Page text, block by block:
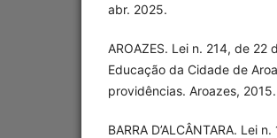
abr. 2025.
AROAZES. Lei n. 214, de
Educação da Cidade de
providências. Aroazes, 2015.
BARRA D’ALCÂNTARA. Lei